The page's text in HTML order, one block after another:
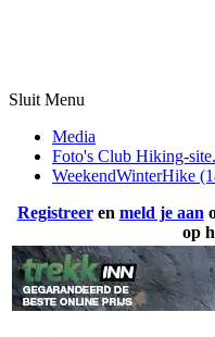
Sluit Menu
Media
Foto's Club Hiking-
WeekendWinterHike
Registreeren meld je aan
op